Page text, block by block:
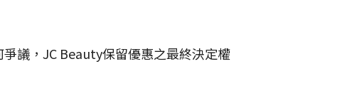
議，JC Beauty保留優惠之最終決定權